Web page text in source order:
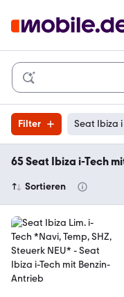
Filter Seat Ibiza
65 Seat Ibiza i-Tech
Sortieren